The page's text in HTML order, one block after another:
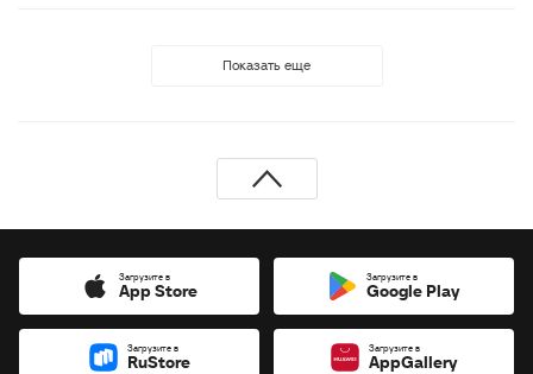
Показать еще
Загрузите в
App Store
Загрузите в
Google Play
Загрузите в
RuStore
Загрузите в
AppGallery